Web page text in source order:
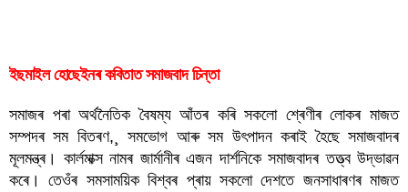
ইছমাইল হোছেইনৰ কবিতাত সমাজবাদ চিন্তা
সমাজৰ পৰা অৰ্থনৈতিক বৈষম্য আঁতৰ কৰি সকলো শ্ৰেণীৰ লোকৰ মাজত
সম্পদৰ সম বিতৰণ,¸ সমভোগ আৰু সম উৎপাদন কৰাই হৈছে সমাজবাদৰ
মূলমন্ত্ৰ। কাৰ্লমাক্স নামৰ জাৰ্মানীৰ এজন দাৰ্শনিকে সমাজবাদৰ তত্ত্ব উদ্ভাৱন
কৰে। তেওঁৰ সমসাময়িক বিশ্বৰ প্ৰায় সকলো দেশতে জনসাধাৰণৰ মাজত